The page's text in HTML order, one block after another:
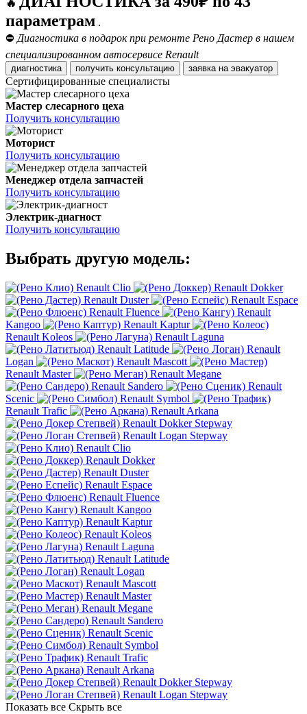
🔥
параметрам .
⛔ Диагностика в подарок при ремонте Рено Дастер в нашем
специализированном автосервисе Renault
диагностика получить консультацию заявка на эвакуатор
Сертифицированные специалисты
Мастер слесарного цеха
Получить консультацию
Моторист
Получить консультацию
Менеджер отдела запчастей
Получить консультацию
Электрик-диагност
Получить консультацию
Выбрать другую модель:
Renault Clio
Renault Dokker
Renault Duster
Renault Espace
Renault Fluence
Renault
Kangoo
Renault Kaptur
Renault Koleos
Renault Laguna
Renault Latitude
Renault
Logan
Renault Mascott
Renault Master
Renault Megane
Renault Sandero
Renault
Scenic
Renault Symbol
Renault Trafic
Renault Arkana
Renault Dokker Stepway
Renault Logan Stepway
Renault Clio
Renault Dokker
Renault Duster
Renault Espace
Renault Fluence
Renault Kangoo
Renault Kaptur
Renault Koleos
Renault Laguna
Renault Latitude
Renault Logan
Renault Mascott
Renault Master
Renault Megane
Renault Sandero
Renault Scenic
Renault Symbol
Renault Trafic
Renault Arkana
Renault Dokker Stepway
Renault Logan Stepway
Показать все Скрыть все